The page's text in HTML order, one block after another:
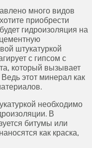
много видов
приобрести
гидроизоляция на
штукатуркой
с гипсом с
который вызывает
этот минерал как
необходимо
В
битумы или
как краска,